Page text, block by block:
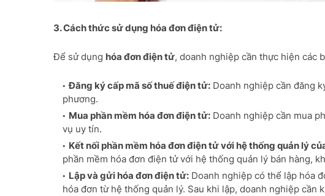
3. Cách thức sử dụng hóa đơn điện tử:
Để sử dụng hóa đơn điện tử, doanh nghiệp cần thực hiện các
Đăng ký cấp mã số thuế điện tử: Doanh nghiệp cần đăng
phương.
Mua phần mềm hóa đơn điện tử: Doanh nghiệp cần mua
vụ uy tín.
Kết nối phần mềm hóa đơn điện tử với hệ thống quản lý
phần mềm hóa đơn điện tử với hệ thống quản lý bán hàng,
Lập và gửi hóa đơn điện tử: Doanh nghiệp có thể lập hóa
hóa đơn từ hệ thống quản lý. Sau khi lập, doanh nghiệp cần